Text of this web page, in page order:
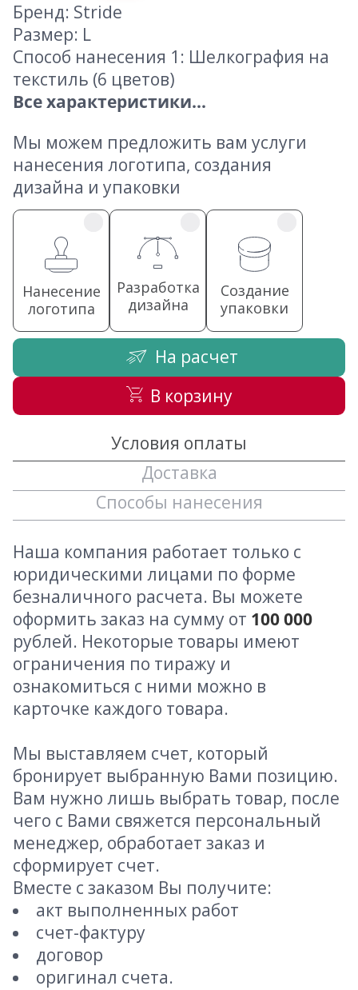
Бренд: Stride
Размер: L
Способ нанесения 1: Шелкография на
текстиль (6 цветов)
Все характеристики...
Мы можем предложить вам услуги
нанесения логотипа, создания
дизайна и упаковки
Нанесение
логотипа
Разработка
дизайна
Создание
упаковки
На расчет
В корзину
Условия оплаты
Доставка
Способы нанесения
Наша компания работает только с
юридическими лицами по форме
безналичного расчета. Вы можете
оформить заказ на сумму от 100 000
рублей. Некоторые товары имеют
ограничения по тиражу и
ознакомиться с ними можно в
карточке каждого товара.
Мы выставляем счет, который
бронирует выбранную Вами позицию.
Вам нужно лишь выбрать товар, после
чего с Вами свяжется персональный
менеджер, обработает заказ и
сформирует счет.
Вместе с заказом Вы получите:
акт выполненных работ
счет-фактуру
договор
оригинал счета.